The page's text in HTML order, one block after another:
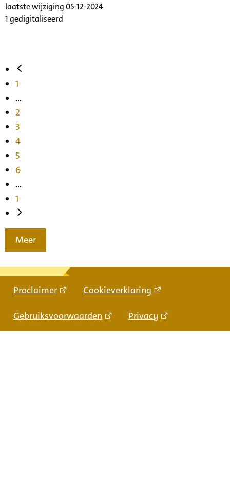
laatste wijziging 05-12-2024
1 gedigitaliseerd
1
...
2
3
4
5
6
...
1
Meer
Proclaimer Cookieverklaring
Gebruiksvoorwaarden Privacy